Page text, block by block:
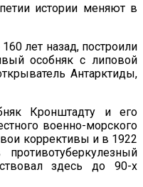
истории меняют в
лет назад, построили
особняк с липовой
Антарктиды,
Кронштадту и его
военно-морского
коррективы и в 1922
здесь до 90-х